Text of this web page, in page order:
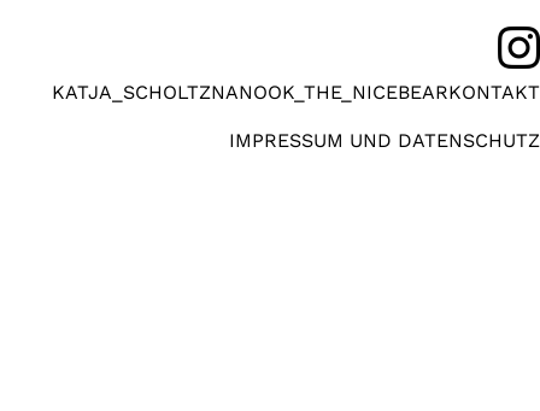
KATJA_SCHOLTZNANOOK_THE_NICEBEARKONTAKT
IMPRESSUM UND DATENSCHUTZ